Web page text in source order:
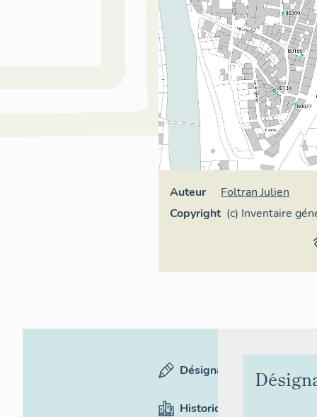
Auteur
Foltran Julien
Copyright (c) Inventaire
Désignation
Historique